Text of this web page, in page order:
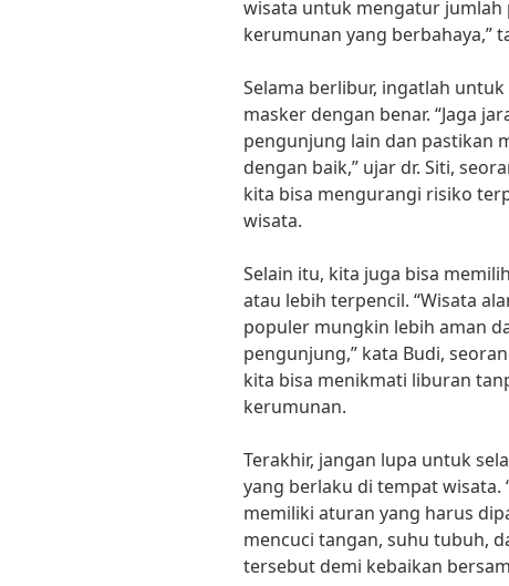
wisata untuk mengatur
kerumunan yang berbahaya,”
Selama berlibur, ingatlah
masker dengan benar. “Jaga
pengunjung lain dan pastikan
dengan baik,” ujar dr. Siti,
kita bisa mengurangi risiko
wisata.
Selain itu, kita juga bisa
atau lebih terpencil. “Wisata
populer mungkin lebih aman
pengunjung,” kata Budi,
kita bisa menikmati liburan
kerumunan.
Terakhir, jangan lupa untuk
yang berlaku di tempat wisata.
memiliki aturan yang harus
mencuci tangan, suhu tubuh,
tersebut demi kebaikan